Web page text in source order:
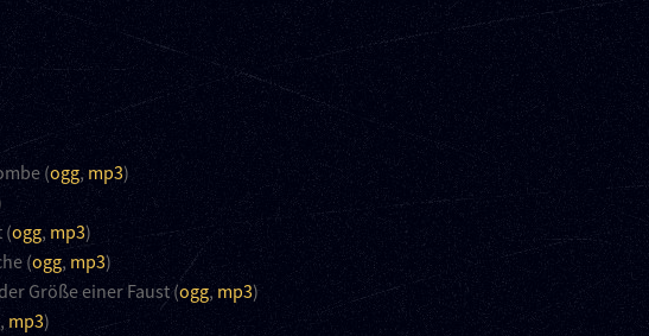
(ogg, mp3)
(ogg, mp3)
(ogg, mp3)
Größe einer Faust (ogg,mp3)
, mp3)